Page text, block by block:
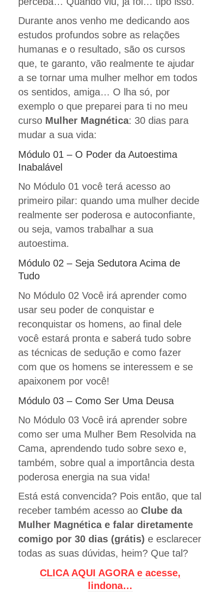
Durante anos venho me dedicando aos
estudos profundos sobre as relações
humanas e o resultado, são os cursos
que, te garanto, vão realmente te ajudar
a se tornar uma mulher melhor em todos
os sentidos, amiga… O lha só, por
exemplo o que preparei para ti no meu
curso Mulher Magnética: 30 dias para
mudar a sua vida:
Módulo 01 – O Poder da Autoestima
Inabalável
No Módulo 01 você terá acesso ao
primeiro pilar: quando uma mulher decide
realmente ser poderosa e autoconfiante,
ou seja, vamos trabalhar a sua
autoestima.
Módulo 02 – Seja Sedutora Acima de
Tudo
No Módulo 02 Você irá aprender como
usar seu poder de conquistar e
reconquistar os homens, ao final dele
você estará pronta e saberá tudo sobre
as técnicas de sedução e como fazer
com que os homens se interessem e se
apaixonem por você!
Módulo 03 – Como Ser Uma Deusa
No Módulo 03 Você irá aprender sobre
como ser uma Mulher Bem Resolvida na
Cama, aprendendo tudo sobre sexo e,
também, sobre qual a importância desta
poderosa energia na sua vida!
Está está convencida? Pois então, que tal
receber também acesso aoClube da
Mulher Magnética e falar diretamente
comigo por 30 dias (grátis) e esclarecer
todas as suas dúvidas, heim? Que tal?
CLICA AQUI AGORA e acesse,
lindona…